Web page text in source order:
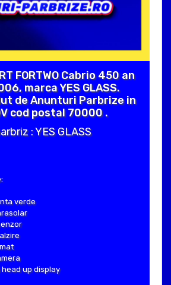
FORTWO Cabrio 450 an
marca YES GLASS.
de Anunturi Parbrize in
cod postal 70000 .
: YES GLASS
verde
up display